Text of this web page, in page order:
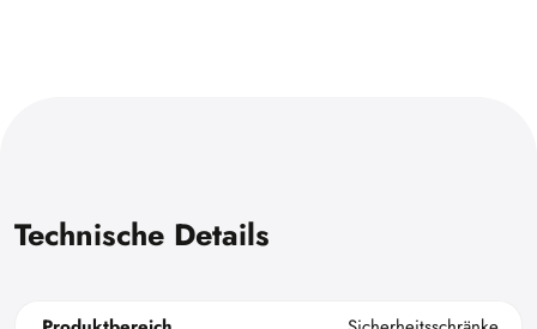
Technische Details